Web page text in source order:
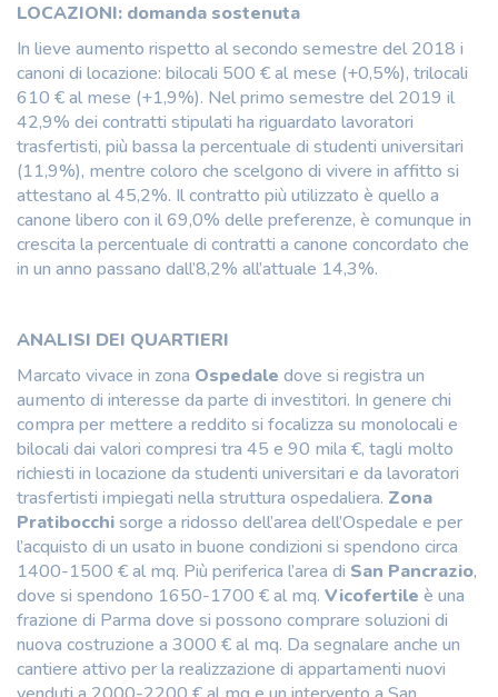
LOCAZIONI: domanda sostenuta
In lieve aumento rispetto al secondo semestre del 2018 i
canoni di locazione: bilocali 500 € al mese (+0,5%), trilocali
610 € al mese (+1,9%). Nel primo semestre del 2019 il
42,9% dei contratti stipulati ha riguardato lavoratori
trasfertisti, più bassa la percentuale di studenti universitari
(11,9%), mentre coloro che scelgono di vivere in affitto si
attestano al 45,2%. Il contratto più utilizzato è quello a
canone libero con il 69,0% delle preferenze, è comunque in
crescita la percentuale di contratti a canone concordato che
in un anno passano dall’8,2% all’attuale 14,3%.
ANALISI DEI QUARTIERI
Marcato vivace in zona Ospedale dove si registra un
aumento di interesse da parte di investitori. In genere chi
compra per mettere a reddito si focalizza su monolocali e
bilocali dai valori compresi tra 45 e 90 mila €, tagli molto
richiesti in locazione da studenti universitari e da lavoratori
trasfertisti impiegati nella struttura ospedaliera. Zona
Pratibocchisorge a ridosso dell’area dell’Ospedale e per
l’acquisto di un usato in buone condizioni si spendono circa
1400-1500 € al mq. Più periferica l’area di San Pancrazio,
dove si spendono 1650-1700 € al mq. Vicofertile è una
frazione di Parma dove si possono comprare soluzioni di
nuova costruzione a 3000 € al mq. Da segnalare anche un
cantiere attivo per la realizzazione di appartamenti nuovi